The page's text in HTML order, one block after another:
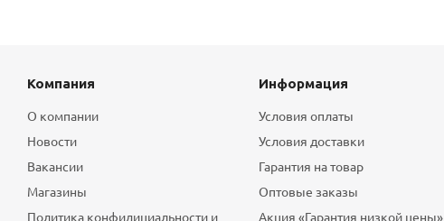
Компания
О компании
Новости
Вакансии
Магазины
Политика конфидициальности и
Информация
Условия оплаты
Условия доставки
Гарантия на товар
Оптовые заказы
Акция «Гарантия низкой цены»